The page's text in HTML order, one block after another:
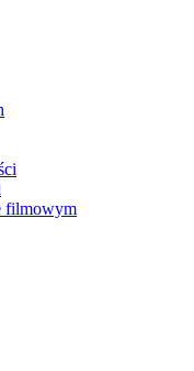
filmowym